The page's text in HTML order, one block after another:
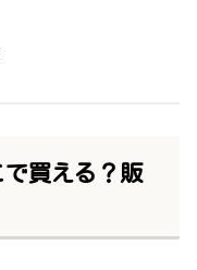
買える？販